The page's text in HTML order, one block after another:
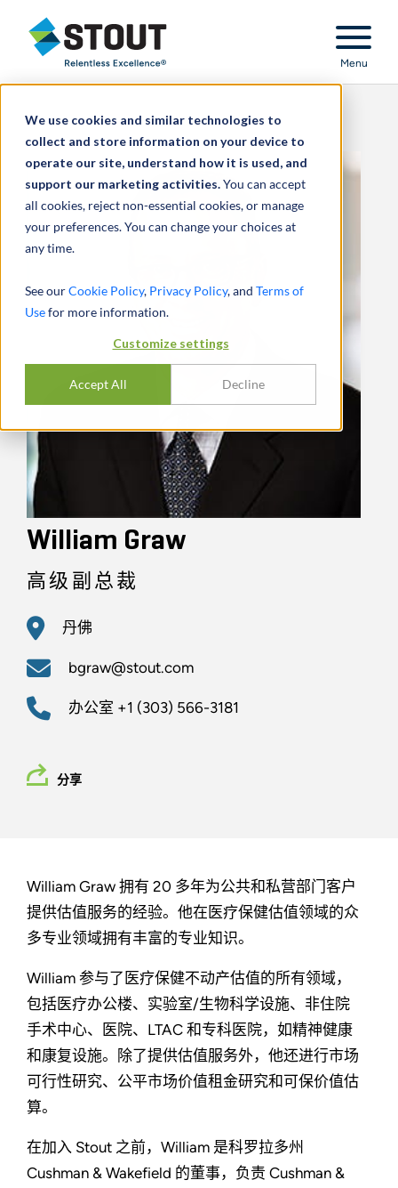
We use cookies and similar technologies to
collect and store information on your device to
operate our site, understand how it is used, and
support our marketing activities.You can accept
all cookies, reject non-essential cookies, or manage
your preferences. You can change your choices at
any time.
See ourCookie Policy, Privacy Policy, and Terms of
Usefor more information.
Customize settings
Accept All Decline
Stout Relentless Excellence
Menu
William Graw
高级副总裁
丹佛
bgraw@stout.com
办公室 +1 (303) 566-3181
分享
William Graw 拥有 20 多年为公共和私营部门客户
提供估值服务的经验。他在医疗保健估值领域的众
多专业领域拥有丰富的专业知识。
William 参与了医疗保健不动产估值的所有领域，
包括医疗办公楼、实验室/生物科学设施、非住院
手术中心、医院、LTAC 和专科医院，如精神健康
和康复设施。除了提供估值服务外，他还进行市场
可行性研究、公平市场价值租金研究和可保价值估
算。
在加入 Stout 之前，William 是科罗拉多州
Cushman & Wakefield 的董事，负责 Cushman &